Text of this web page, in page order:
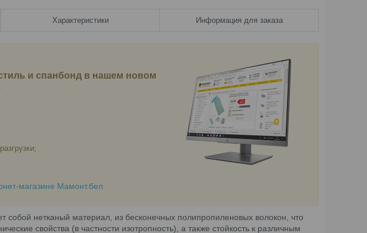
Характеристики Информация для заказа
и спанбонд в нашем новом
магазине Мамонт.бел
собой нетканый материал, из бесконечных полипропиленовых волокон, что
свойства (в частности изотропность), а также стойкость к различным